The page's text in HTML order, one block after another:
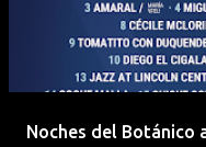
Noches del Botánico